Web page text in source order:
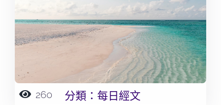
260 分類： 每日經文